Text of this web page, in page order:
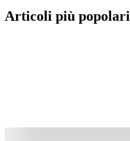
Articoli più popolari